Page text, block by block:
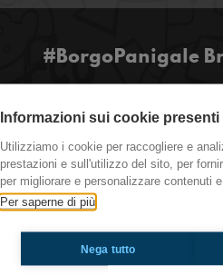
#BorgoPanigale
Bella tutti regazz,
non potevamo non
l'esibizione.
disparte:
studenti.
Se siete incuriositi e
Informazioni sui cookie
Utilizziamo i cookie per raccogliere e
prestazioni e sull'utilizzo del sito, per
per migliorare e personalizzare contenuti
Per saperne di più
Nega tutto